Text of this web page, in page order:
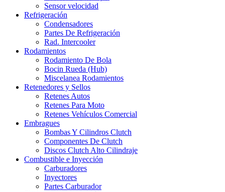
Sensor velocidad
Refrigeración
Condensadores
Partes De Refrigeración
Rad. Intercooler
Rodamientos
Rodamiento De Bola
Bocin Rueda (Hub)
Miscelanea Rodamientos
Retenedores y Sellos
Retenes Autos
Retenes Para Moto
Retenes Vehículos Comercial
Embragues
Bombas Y Cilindros Clutch
Componentes De Clutch
Discos Clutch Alto Cilindraje
Combustible e Inyección
Carburadores
Inyectores
Partes Carburador